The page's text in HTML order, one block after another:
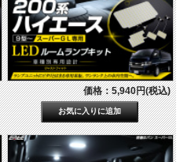
価格：5,940円(税込)